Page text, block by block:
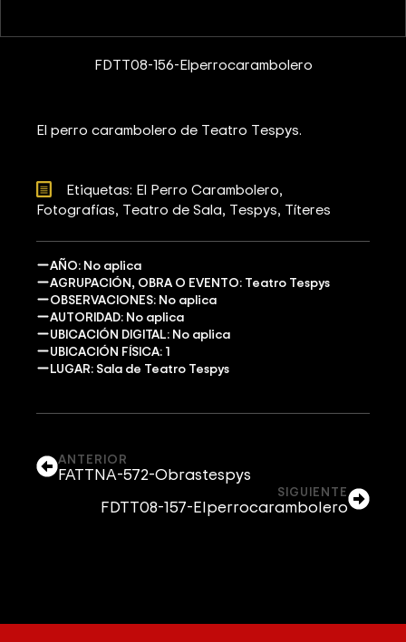
FDTT08-156-Elperrocarambolero
El perro carambolero de Teatro Tespys.
Etiquetas: El Perro Carambolero
Fotografías Teatro de Sala Tespys Títeres
AÑO: No aplica
AGRUPACIÓN, OBRA O EVENTO: Teatro Tespys
OBSERVACIONES: No aplica
AUTORIDAD: No aplica
UBICACIÓN DIGITAL: No aplica
UBICACIÓN FÍSICA: 1
LUGAR: Sala de Teatro Tespys
ANTERIOR
FATTNA-572-Obrastespys
SIGUIENTE
FDTT08-157-Elperrocarambolero